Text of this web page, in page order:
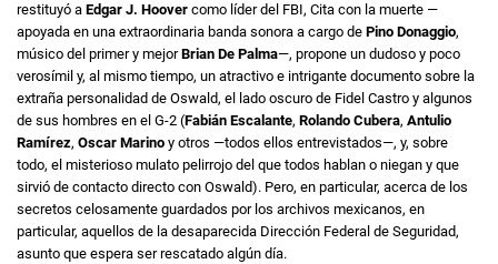
restituyó a Edgar J. Hoover como líder del FBI, Cita con la muerte —
apoyada en una extraordinaria banda sonora a cargo de Pino Donaggio,
músico del primer y mejorBrian De Palma—, propone un dudoso y poco
verosímil y, al mismo tiempo, un atractivo e intrigante documento sobre la
extraña personalidad de Oswald, el lado oscuro de Fidel Castro y algunos
de sus hombres en el G-2 (Fabián Escalante, Rolando Cubera, Antulio
Ramírez, Oscar Marino y otros —todos ellos entrevistados—, y, sobre
todo, el misterioso mulato pelirrojo del que todos hablan o niegan y que
sirvió de contacto directo con Oswald). Pero, en particular, acerca de los
secretos celosamente guardados por los archivos mexicanos, en
particular, aquellos de la desaparecida Dirección Federal de Seguridad,
asunto que espera ser rescatado algún día.